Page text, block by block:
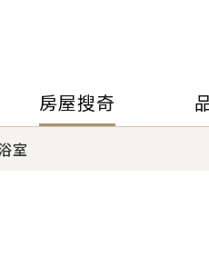
房屋搜奇
室